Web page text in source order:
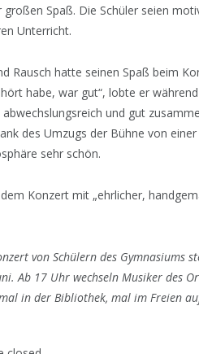
großen Spaß. Die Schüler seien
Unterricht.
Rausch hatte seinen Spaß beim
habe, war gut“, lobte er
und gut
des Umzugs der Bühne von
sehr schön.
Konzert mit „ehrlicher,
von Schülern des
Ab 17 Uhr wechseln Musiker des
in der Bibliothek, mal im Freien